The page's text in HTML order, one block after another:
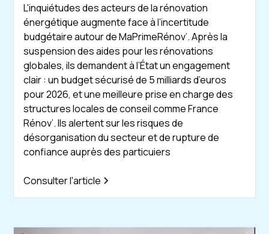
L'inquiétudes des acteurs de la rénovation
énergétique augmente face à l’incertitude
budgétaire autour de MaPrimeRénov’. Après la
suspension des aides pour les rénovations
globales, ils demandent à l’État un engagement
clair : un budget sécurisé de 5 milliards d’euros
pour 2026, et une meilleure prise en charge des
structures locales de conseil comme France
Rénov’. Ils alertent sur les risques de
désorganisation du secteur et de rupture de
confiance auprès des particuiers
Consulter l'article